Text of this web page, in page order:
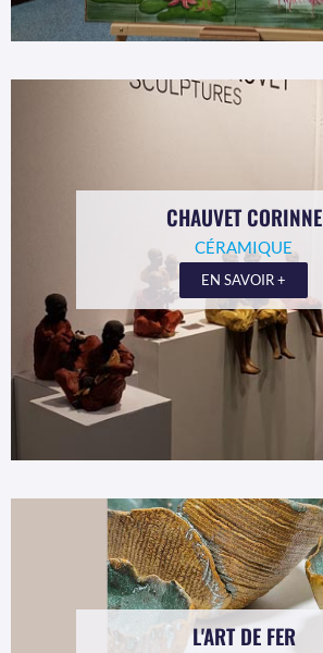
CHAUVET CORINNE
CÉRAMIQUE
EN SAVOIR +
L'ART DE FER